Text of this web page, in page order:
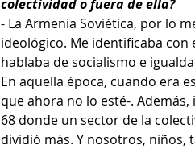
colectividad o fuera de ella?
- La Armenia Soviética, por lo
ideológico. Me identificaba
hablaba de socialismo e
En aquella época, cuando era
que ahora no lo esté-.
68 donde un sector de la
dividió más. Y nosotros, niños,